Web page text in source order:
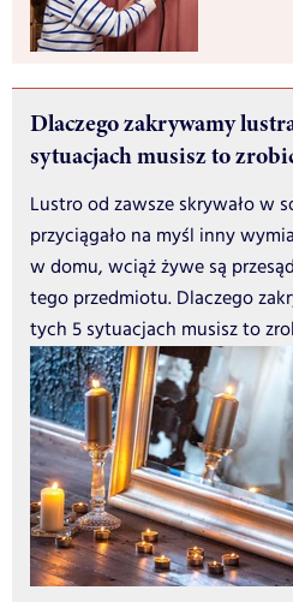
Dlaczego zakrywamy
sytuacjach musisz to
Lustro od zawsze skrywało w
przyciągało na myśl inny
w domu, wciąż żywe są
tego przedmiotu. Dlaczego
tych 5 sytuacjach musisz to